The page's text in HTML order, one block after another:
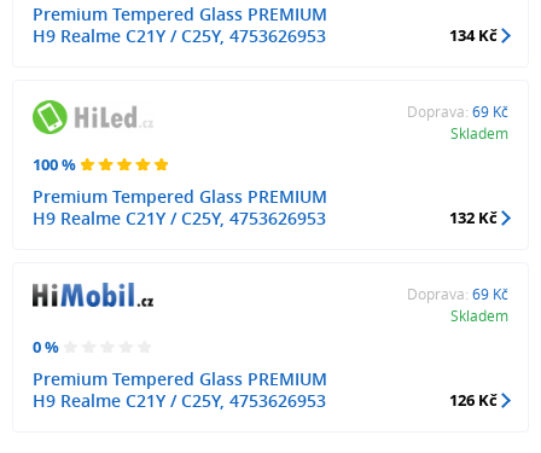
Premium Tempered Glass PREMIUM
H9 Realme C21Y / C25Y, 4753626953
134 Kč
100 %
Premium Tempered Glass PREMIUM
H9 Realme C21Y / C25Y, 4753626953
Doprava: 69 Kč
Skladem
132 Kč
0 %
Premium Tempered Glass PREMIUM
H9 Realme C21Y / C25Y, 4753626953
Doprava: 69 Kč
Skladem
126 Kč